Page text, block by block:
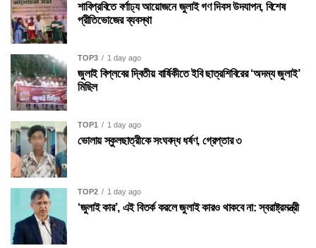
শাবিপ্রবিতে বর্ণাঢ্য আয়োজনে জুলাই গণ দিবস উদযাপন, বিশেষ
প্রীতিভোজের ব্যবস্থা
TOP3 1 day ago
জুলাই বিপ্লবের দ্বিতীয় বার্ষিকীতে ইবি ছাত্রশিবিরের ‘অদম্য জুলাই’
মিছিল
TOP1 1 day ago
ভোলায় স্কুলছাত্রীকে সংঘবদ্ধ ধর্ষণ, গ্রেপ্তার ৩
TOP2 1 day ago
‘জুলাই কার’, এই বিতর্ক করলে জুলাই কারও থাকবে না: স্বরাষ্ট্রমন্ত্রী